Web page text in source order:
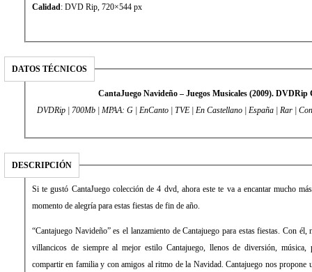
Calidad: DVD Rip, 720×544 px
DATOS TÉCNICOS
CantaJuego Navideño – Juegos Musicales (2009). DVDRip
DVDRip | 700Mb | MPAA: G | EnCanto | TVE | En Castellano | España | Rar |
DESCRIPCIÓN
Si te gustó CantaJuego colección de 4 dvd, ahora este te va a encantar mucho
momento de alegría para estas fiestas de fin de año.
“Cantajuego Navideño” es el lanzamiento de Cantajuego para estas fiestas. Con
villancicos de siempre al mejor estilo Cantajuego, llenos de diversión, música,
compartir en familia y con amigos al ritmo de la Navidad. Cantajuego nos propone